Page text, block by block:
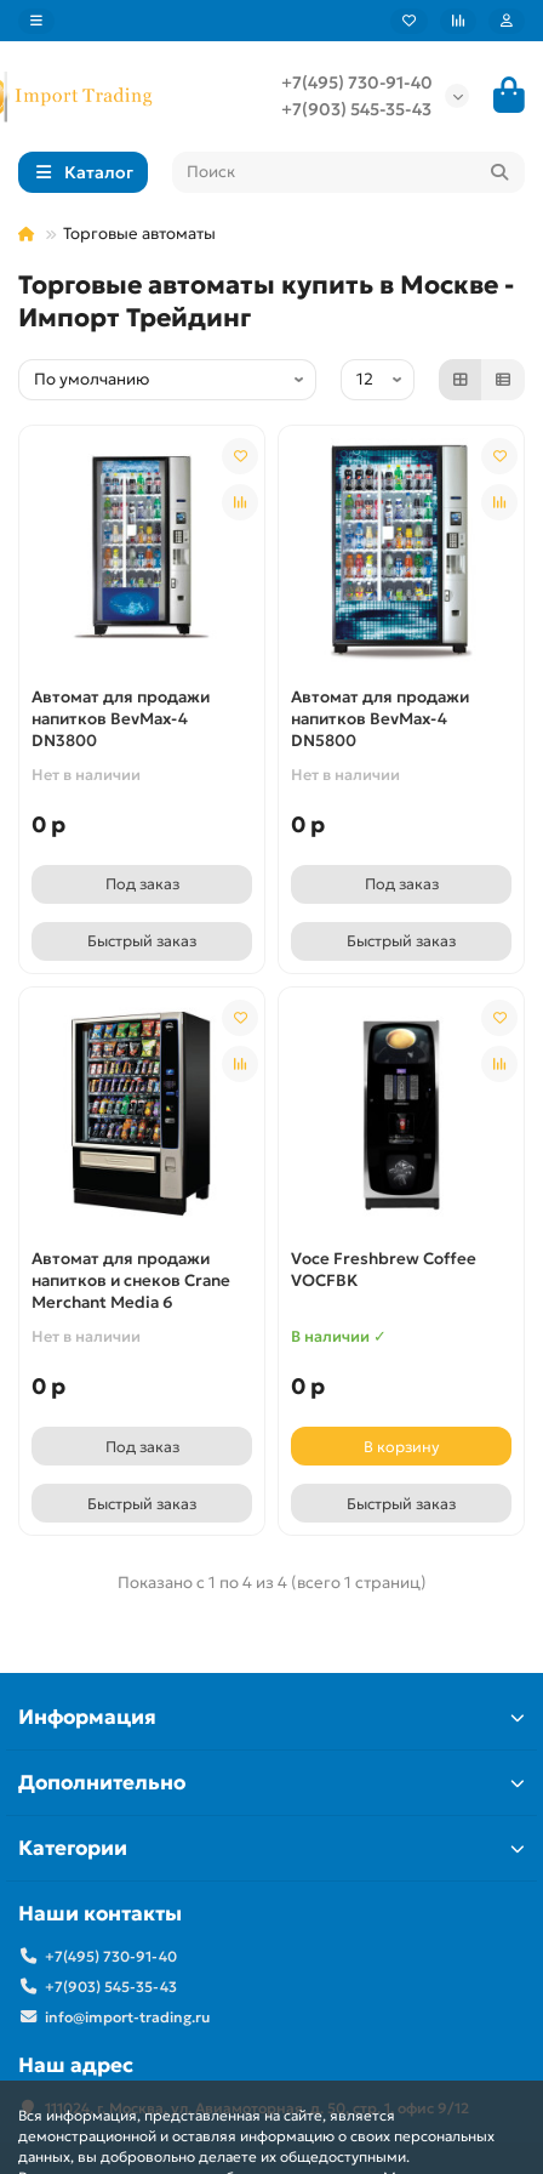
+7(495) 730-91-40
+7(903) 545-35-43
Каталог
Торговые автоматы
Торговые автоматы купить в Москве -
Импорт Трейдинг
Автомат для продажи
напитков BevMax-4
DN3800
Нет в наличии
0 р
Под заказ
Быстрый заказ
Автомат для продажи
напитков BevMax-4
DN5800
Нет в наличии
0 р
Под заказ
Быстрый заказ
Автомат для продажи
напитков и снеков Crane
Merchant Media 6
Нет в наличии
0 р
Под заказ
Быстрый заказ
Voce Freshbrew Coffee
VOCFBK
В наличии ✓
0 р
В корзину
Быстрый заказ
Показано с 1 по 4 из 4 (всего 1 страниц)
Вся информация, представленная на сайте, является
демонстрационной и оставляя информацию о своих персональных
данных, вы добровольно делаете их общедоступными.
Информация
Дополнительно
Категории
Наши контакты
+7(495) 730-91-40
+7(903) 545-35-43
info@import-trading.ru
Наш адрес
111024, г. Москва, ул. Авиамоторная, д. 50, стр. 1, офис 9/12